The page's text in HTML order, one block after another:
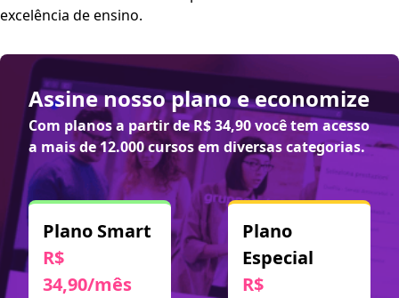
excelência de ensino.
Assine nosso plano e economize
Com planos a partir deR$ 34,90você tem acesso
a mais de 12.000 cursos em diversas categorias.
Plano Smart
R$
34,90/mês
Plano
Especial
R$